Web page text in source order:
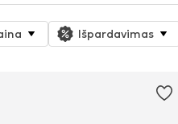
Išpardavimas